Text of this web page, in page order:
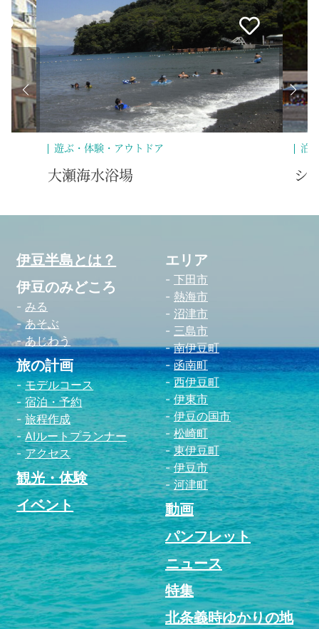
遊ぶ・体験・アウトドア
大瀬海水浴場
泊
シ
伊豆半島とは？
伊豆のみどころ
みる
あそぶ
あじわう
旅の計画
モデルコース
宿泊・予約
旅程作成
AIルートプランナー
アクセス
観光・体験
イベント
エリア
下田市
熱海市
沼津市
三島市
南伊豆町
函南町
西伊豆町
伊東市
伊豆の国市
松崎町
東伊豆町
伊豆市
河津町
動画
パンフレット
ニュース
特集
北条義時ゆかりの地